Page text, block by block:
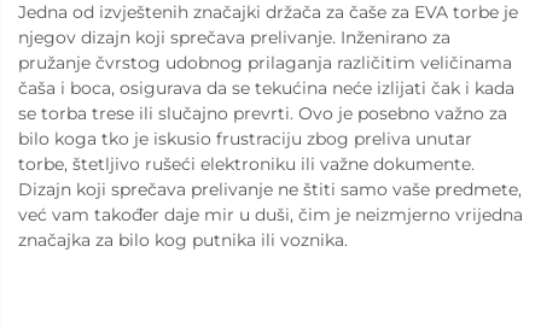
Jedna od izvještenih značajki držača za čaše za EVA torbe je
njegov dizajn koji sprečava prelivanje. Inženirano za
pružanje čvrstog udobnog prilaganja različitim veličinama
čaša i boca, osigurava da se tekućina neće izlijati čak i kada
se torba trese ili slučajno prevrti. Ovo je posebno važno za
bilo koga tko je iskusio frustraciju zbog preliva unutar
torbe, štetljivo rušeći elektroniku ili važne dokumente.
Dizajn koji sprečava prelivanje ne štiti samo vaše predmete,
već vam također daje mir u duši, čim je neizmjerno vrijedna
značajka za bilo kog putnika ili voznika.